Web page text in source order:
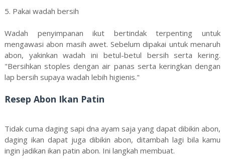
5. Pakai wadah bersih
Wadah penyimpanan ikut bertindak terpenting untuk
mengawasi abon masih awet. Sebelum dipakai untuk menaruh
abon, yakinkan wadah ini betul-betul bersih serta kering.
"Bersihkan stoples dengan air panas serta keringkan dengan
lap bersih supaya wadah lebih higienis."
Resep Abon Ikan Patin
Tidak cuma daging sapi dna ayam saja yang dapat dibikin abon,
daging ikan dapat juga dibikin abon, ditambah lagi bila kamu
ingin jadikan ikan patin abon. Ini langkah membuat.